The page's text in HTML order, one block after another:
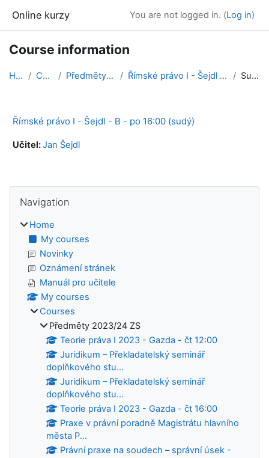
Online kurzy You are not logged in. (Log in)
Course information
Home Courses Předměty 2023/24 ZS Římské právo I - Šejdl - B - po 16:00 (sudý) Summary
Římské právo I - Šejdl - B - po 16:00 (sudý)
Učitel:Jan Šejdl
Blocks
Navigation
Home
My courses
Novinky
Oznámení stránek
Manuál pro učitele
My courses
Courses
Předměty 2023/24 ZS
Teorie práva I 2023 - Gazda - čt 12:00
Juridikum – Překladatelský seminář
doplňkového stu...
Juridikum – Překladatelský seminář
doplňkového stu...
Teorie práva I 2023 - Gazda - čt 16:00
Praxe v právní poradně Magistrátu hlavního
města P...
Právní praxe na soudech – správní úsek -